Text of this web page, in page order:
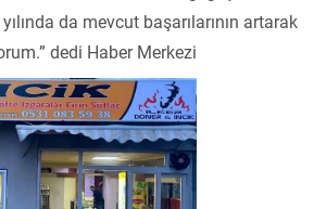
da mevcut başarılarının artarak
dedi Haber Merkezi